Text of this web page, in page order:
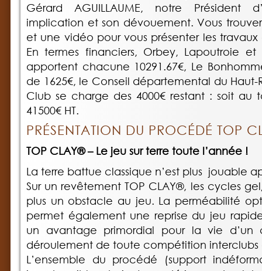
Gérard AGUILLAUME, notre Président
implication et son dévouement. Vous
et une vidéo pour vous présenter les
En termes financiers, Orbey, Lapoutroie et
apportent chacune 10291.67€, Le
de 1625€, le Conseil départemental du Haut-
Club se charge des 4000€ restant : soit au
41500€ HT.
PRÉSENTATION DU PROCÉDÉ TOP
TOP CLAY® – Le jeu sur terre toute l’année !
La terre battue classique n’est plus jouable
Sur un revêtement TOP CLAY®, les cycles
plus un obstacle au jeu. La perméabilité
permet également une reprise du jeu
un avantage primordial pour la vie
déroulement de toute compétition
L’ensemble du procédé (support